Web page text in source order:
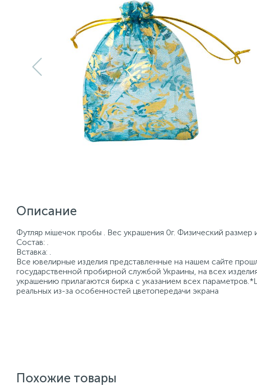
Описание
Футляр мішечок пробы . Вес украшения 0г. Физический
Состав: .
Вставка: .
Все ювелирные изделия представленные на нашем сайте
государственной пробирной службой Украины, на всех
украшению прилагаются бирка с указанием всех
реальных из-за особенностей цветопередачи экрана
Похожие товары